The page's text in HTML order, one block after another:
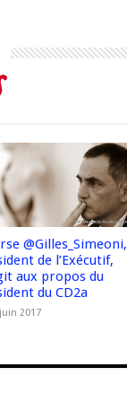
@Gilles_Simeoni,
de l’Exécutif,
aux propos du
du CD2a
2017